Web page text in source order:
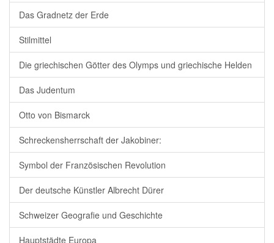
Das Gradnetz der Erde
Stilmittel
Die griechischen Götter des Olymps und griechische Helden
Das Judentum
Otto von Bismarck
Schreckensherrschaft der Jakobiner:
Symbol der Französischen Revolution
Der deutsche Künstler Albrecht Dürer
Schweizer Geografie und Geschichte
Hauptstädte Europa